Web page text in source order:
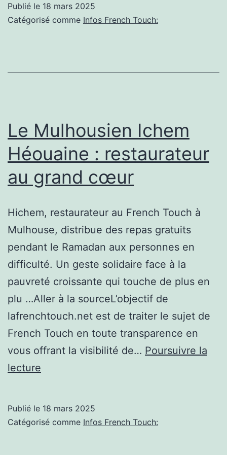
touch
les
États-
Publié le 18 mars 2025
Catégorisé comme Infos French Touch:
Le Mulhousien Ichem
Héouaine : restaurateur
au grand cœur
Hichem, restaurateur au French Touch à
Mulhouse, distribue des repas gratuits
pendant le Ramadan aux personnes en
difficulté. Un geste solidaire face à la
pauvreté croissante qui touche de plus en
plu …Aller à la sourceL’objectif de
lafrenchtouch.net est de traiter le sujet de
French Touch en toute transparence en
vous offrant la visibilité de… Poursuivre la
lecture
Héouaine
Publié le 18 mars 2025
Catégorisé comme Infos French Touch: